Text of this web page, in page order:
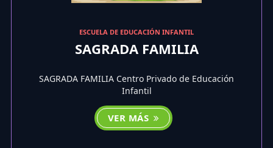
ESCUELA DE EDUCACIÓN INFANTIL
SAGRADA FAMILIA
SAGRADA FAMILIA Centro Privado de Educación
Infantil
VER MÁS